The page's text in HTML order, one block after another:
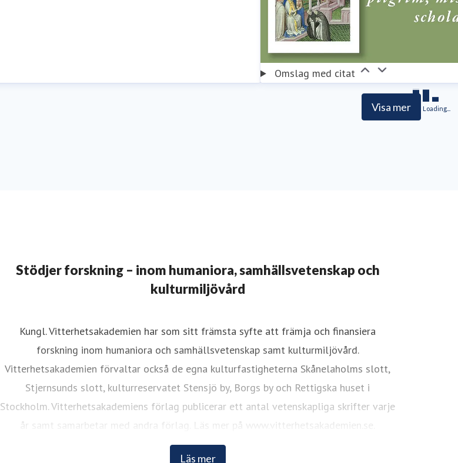
Omslag med citat
Visa mer Loading...
Stödjer forskning – inom humaniora, samhällsvetenskap och
kulturmiljövård
Läs mer
Kungl. Vitterhetsakademien har som sitt främsta syfte att främja och finansiera
forskning inom humaniora och samhällsvetenskap samt kulturmiljövård.
Vitterhetsakademien förvaltar också de egna kulturfastigheterna Skånelaholms slott,
Stjernsunds slott, kulturreservatet Stensjö by, Borgs by och Rettigska huset i
Stockholm. Vitterhetsakademiens förlag publicerar ett antal vetenskapliga skrifter varje
år samt samarbetar med andra förlag. Läs mer på www.vitterhetsakademien.se.